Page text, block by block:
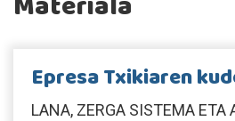
Epresa Txikiaren
LANA, ZERGA SISTEMA ETA